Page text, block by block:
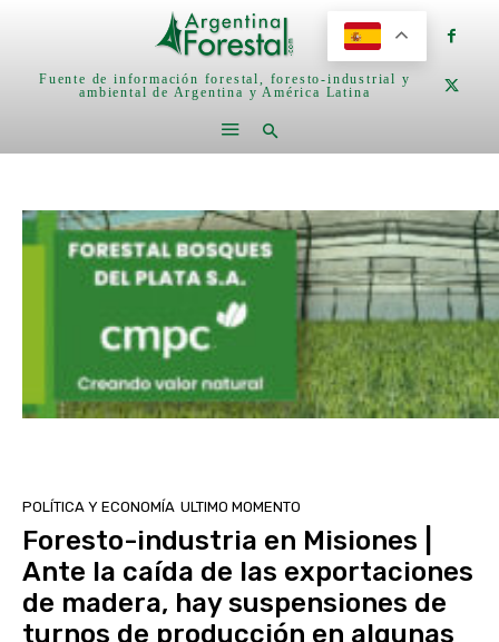
Fuente de información forestal, foresto-industrial y
ambiental de Argentina y América Latina
POLÍTICA Y ECONOMÍA ULTIMO MOMENTO
Foresto-industria en Misiones |
Ante la caída de las exportaciones
de madera, hay suspensiones de
turnos de producción en algunas